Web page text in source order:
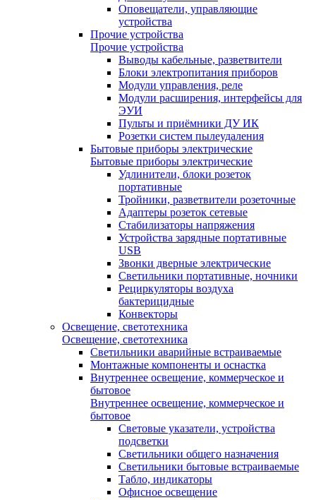
Оповещатели, управляющие
устройства
Прочие устройства
Прочие устройства
Выводы кабельные, разветвители
Блоки электропитания приборов
Модули управления, реле
Модули расширения, интерфейсы для
ЭУИ
Пульты и приёмники ДУ ИК
Розетки систем пылеудаления
Бытовые приборы электрические
Бытовые приборы электрические
Удлинители, блоки розеток
портативные
Тройники, разветвители розеточные
Адаптеры розеток сетевые
Стабилизаторы напряжения
Устройства зарядные портативные
USB
Звонки дверные электрические
Светильники портативные, ночники
Рециркуляторы воздуха
бактерицидные
Конвекторы
Освещение, светотехника
Освещение, светотехника
Светильники аварийные встраиваемые
Монтажные компоненты и оснастка
Внутреннее освещение, коммерческое и
бытовое
Внутреннее освещение, коммерческое и
бытовое
Световые указатели, устройства
подсветки
Светильники общего назначения
Светильники бытовые встраиваемые
Табло, индикаторы
Офисное освещение